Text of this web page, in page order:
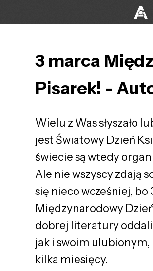
3 marca
Pisarek! -
Wielu z Was słyszało
jest Światowy Dzień
świecie są wtedy
Ale nie wszyscy zdają
się nieco wcześniej,
Międzynarodowy
dobrej literatury
jak i swoim
kilka miesięcy.